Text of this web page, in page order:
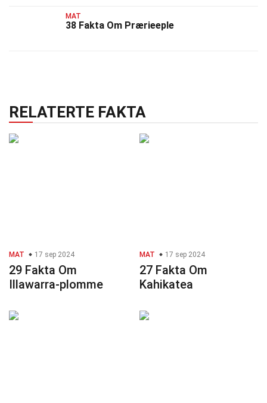
MAT
38 Fakta Om Prærieeple
RELATERTE FAKTA
MAT 17 sep 2024
29 Fakta Om
Illawarra-plomme
MAT 17 sep 2024
27 Fakta Om
Kahikatea